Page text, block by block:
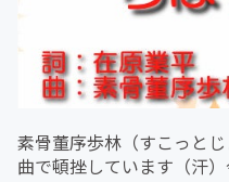
素骨董序歩林（すこっと
曲で頓挫しています（汗